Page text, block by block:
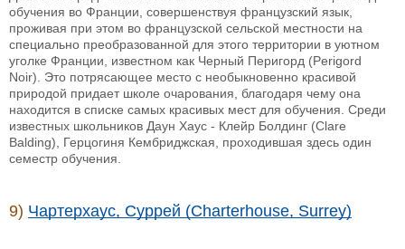
обучения во Франции, совершенствуя французский язык,
проживая при этом во французской сельской местности на
специально преобразованной для этого территории в уютном
уголке Франции, известном как Черный Перигорд (Perigord
Noir). Это потрясающее место с необыкновенно красивой
природой придает школе очарования, благодаря чему она
находится в списке самых красивых мест для обучения. Среди
известных школьников Даун Хаус - Клейр Болдинг (Clare
Balding), Герцогиня Кембриджская, проходившая здесь один
семестр обучения.
9) Чартерхаус, Суррей (Charterhouse, Surrey)